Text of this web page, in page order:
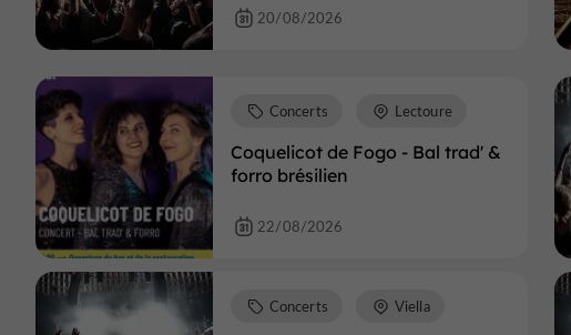
20/08/2026
Coquelicot de Fogo - Bal trad' &
forro brésilien
Concerts Lectoure
22/08/2026
Concerts Viella